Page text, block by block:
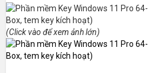
(Click vào để xem ảnh lớn)